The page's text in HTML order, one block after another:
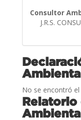
Consultor
J.R.S.
No se encontró
Relatorio